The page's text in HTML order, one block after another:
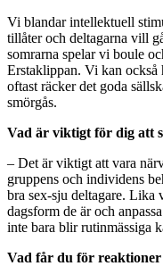
Vi blandar intellektuell
tillåter och deltagarna vill
somrarna spelar vi boule
Erstaklippan. Vi kan också
oftast räcker det goda
smörgås.
Vad är viktigt för dig att
– Det är viktigt att vara
gruppens och individens
bra sex-sju deltagare. Lika
dagsform de är och
inte bara blir rutinmässiga
Vad får du för